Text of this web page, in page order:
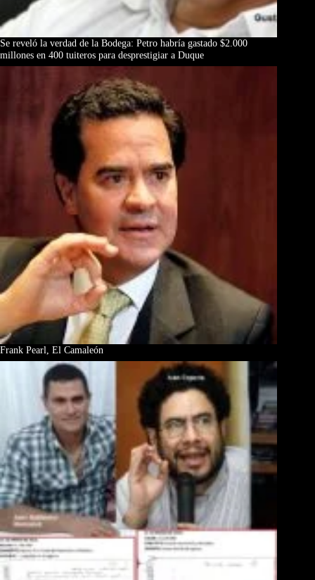
Se reveló la verdad de la Bodega: Petro habría gastado $2.000
millones en 400 tuiteros para desprestigiar a Duque
Frank Pearl, El Camaleón